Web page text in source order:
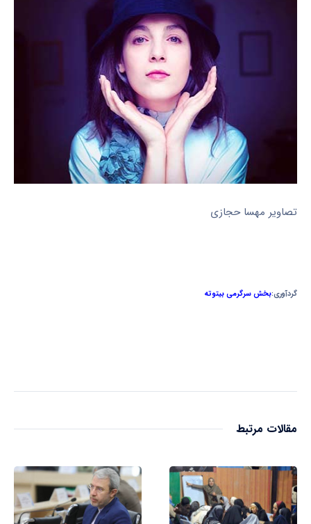
تصاویر مهسا حجازی
گردآوری:بخش سرگرمی بیتوته
مقالات مرتبط